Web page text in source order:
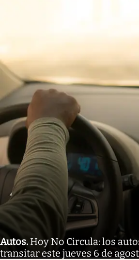
Autos. Hoy No Circula: los
transitar este jueves 6 de